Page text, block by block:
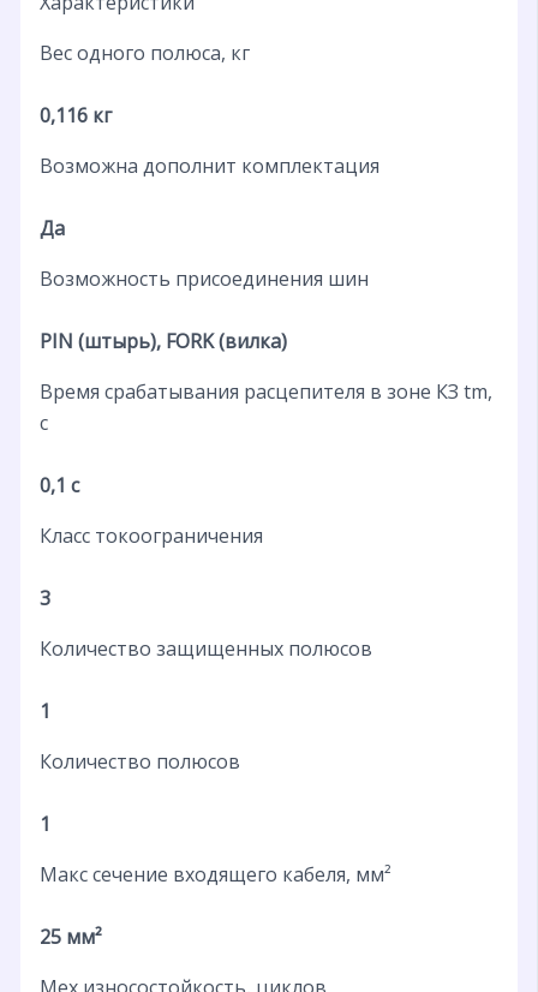
Вес одного полюса, кг
0,116 кг
Возможна дополнит комплектация
Да
Возможность присоединения шин
PIN (штырь), FORK (вилка)
Время срабатывания расцепителя в зоне КЗ tm,
с
0,1 с
Класс токоограничения
3
Количество защищенных полюсов
1
Количество полюсов
1
Макс сечение входящего кабеля, мм²
25 мм²